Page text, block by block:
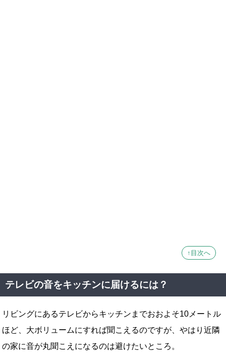
↑目次へ
テレビの音をキッチンに届けるには？
リビングにあるテレビからキッチンまでおおよそ10メートル
ほど、大ボリュームにすれば聞こえるのですが、やはり近隣
の家に音が丸聞こえになるのは避けたいところ。